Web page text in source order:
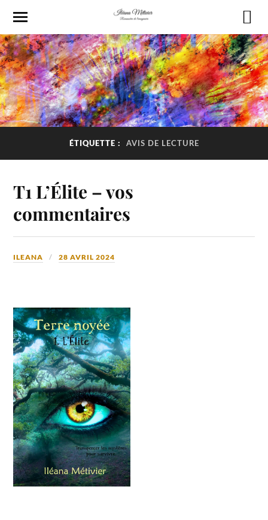
ÉTIQUETTE : AVIS DE LECTURE
T1 L’Élite – vos
commentaires
ILEANA 28 AVRIL 2024